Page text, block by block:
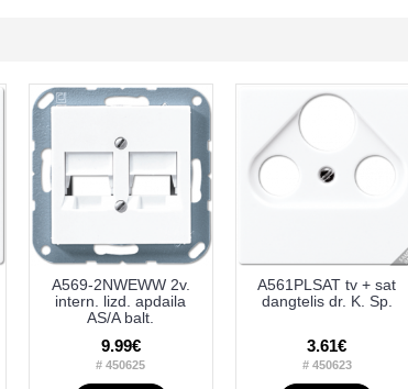
A569-2NWEWW 2v.
intern. lizd. apdaila
AS/A balt.
9.99€
# 450625
A561PLSAT tv + sat
dangtelis dr. K. Sp.
3.61€
# 450623